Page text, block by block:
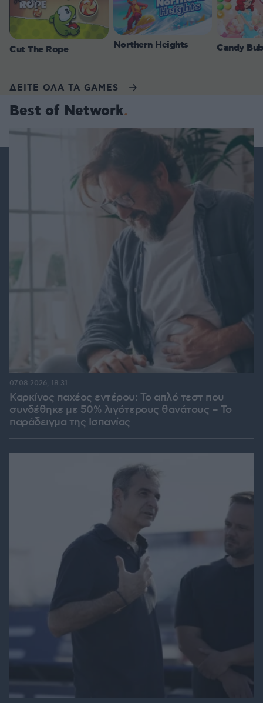
Cut The Rope Northern Heights Candy
ΔΕΙΤΕ ΟΛΑ ΤΑ GAMES
Best of Network
Καρκίνος παχέος εντέρου: Το απλό τεστ που
συνδέθηκε με 50% λιγότερους θανάτους – Το
παράδειγμα της Ισπανίας
07.08.2026, 18:31